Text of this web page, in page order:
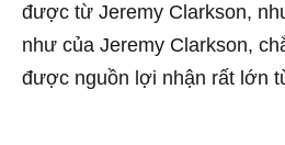
được từ Jeremy Clarkson,
như của Jeremy Clarkson,
được nguồn lợi nhận rất lớn